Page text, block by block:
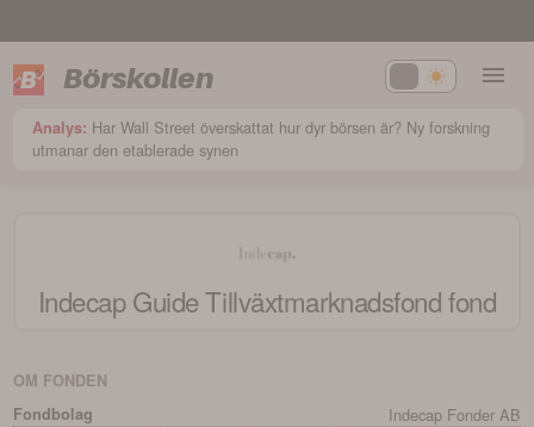
Börskollen
Analys: Har Wall Street överskattat hur dyr börsen är? Ny forskning
utmanar den etablerade synen
Indecap Guide Tillväxtmarknadsfondfond
OM FONDEN
Fondbolag
Indecap Fonder AB